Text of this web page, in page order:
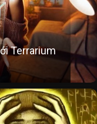
Terrarium